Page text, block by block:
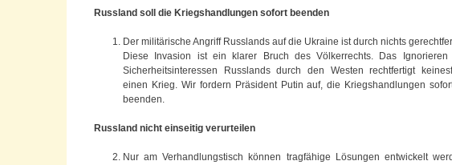
Russland soll die Kriegshandlungen sofort beenden
Der militärische Angriff Russlands auf die Ukraine ist durch nichts
Diese Invasion ist ein klarer Bruch des Völkerrechts. Das Ignorieren
Sicherheitsinteressen Russlands durch den Westen rechtfertigt
einen Krieg. Wir fordern Präsident Putin auf, die Kriegshandlungen
beenden.
Russland nicht einseitig verurteilen
Nur am Verhandlungstisch können tragfähige Lösungen entwickelt